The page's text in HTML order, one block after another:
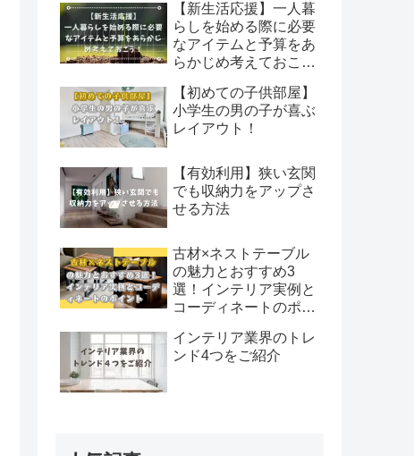
【新生活応援】一人暮
らしを始める際に必要
なアイテムと予算をあ
らかじめ考えておこ
【初めての子供部屋】
小学生の男の子が喜ぶ
レイアウト！
【有効利用】狭い玄関
でも収納力をアップさ
せる方法
古材×ネストテーブル
の魅力とおすすめ3
選！インテリア実例と
コーディネートのポイ
インテリア業界のトレ
ンド4つをご紹介